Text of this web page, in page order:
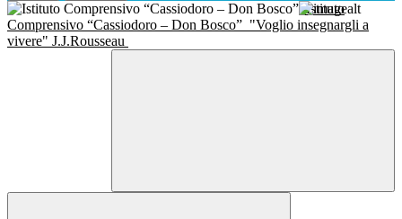
Istituto
Comprensivo “Cassiodoro – Don Bosco” "Voglio insegnargli a
vivere" J.J.Rousseau